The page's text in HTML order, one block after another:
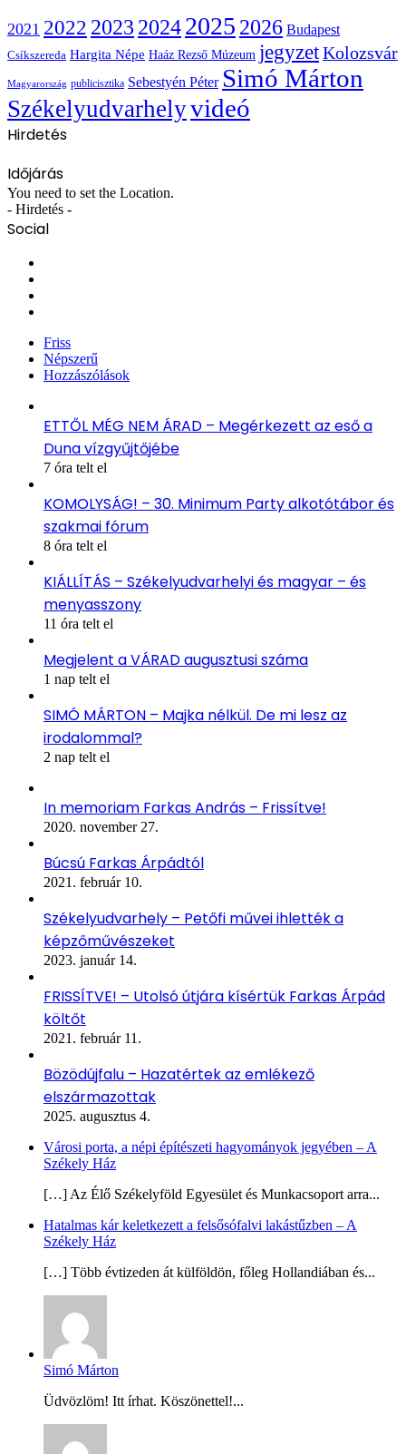
2021 2022 2023 20242025 2026 Budapest
Csíkszereda Hargita Népe Haáz Rezső Múzeum jegyzetKolozsvár
Magyarország publicisztika Sebestyén Péter Simó Márton
Székelyudvarhelyvideó
Hirdetés
Időjárás
You need to set the Location.
- Hirdetés -
Social
Friss
Népszerű
Hozzászólások
ETTŐL MÉG NEM ÁRAD – Megérkezett az eső a
Duna vízgyűjtőjébe
7 óra telt el
KOMOLYSÁG! – 30. Minimum Party alkotótábor és
szakmai fórum
8 óra telt el
KIÁLLÍTÁS – Székelyudvarhelyi és magyar – és
menyasszony
11 óra telt el
Megjelent a VÁRAD augusztusi száma
1 nap telt el
SIMÓ MÁRTON – Majka nélkül. De mi lesz az
irodalommal?
2 nap telt el
In memoriam Farkas András – Frissítve!
2020. november 27.
Búcsú Farkas Árpádtól
2021. február 10.
Székelyudvarhely – Petőfi művei ihlették a
képzőművészeket
2023. január 14.
FRISSÍTVE! – Utolsó útjára kísértük Farkas Árpád
költőt
2021. február 11.
Bözödújfalu – Hazatértek az emlékező
elszármazottak
2025. augusztus 4.
Városi porta, a népi építészeti hagyományok jegyében – A
Székely Ház
[…] Az Élő Székelyföld Egyesület és Munkacsoport arra...
Hatalmas kár keletkezett a felsősófalvi lakástűzben – A
Székely Ház
[…] Több évtizeden át külföldön, főleg Hollandiában és...
Simó Márton
Üdvözlöm! Itt írhat. Köszönettel!...